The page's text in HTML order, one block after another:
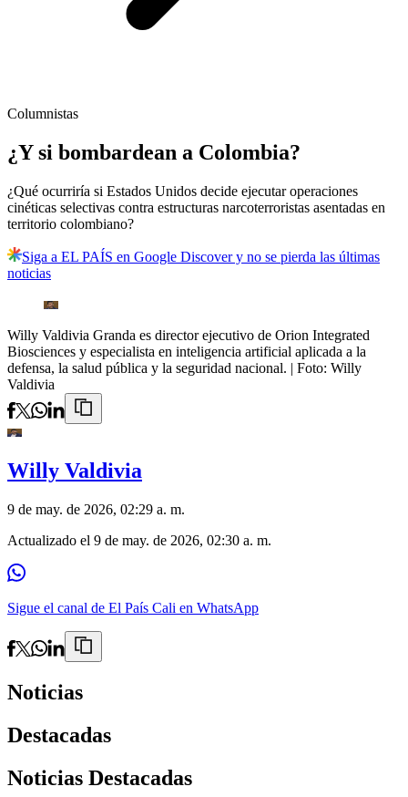
Columnistas
¿Y si bombardean a Colombia?
¿Qué ocurriría si Estados Unidos decide ejecutar operaciones
cinéticas selectivas contra estructuras narcoterroristas asentadas en
territorio colombiano?
Siga a EL PAÍS en Google Discover y no se pierda las últimas
noticias
Willy Valdivia Granda es director ejecutivo de Orion Integrated
Biosciences y especialista en inteligencia artificial aplicada a la
defensa, la salud pública y la seguridad nacional. | Foto: Willy
Valdivia
Willy Valdivia
9 de may. de 2026, 02:29 a. m.
Actualizado el 9 de may. de 2026, 02:30 a. m.
Sigue el canal de El País Cali en WhatsApp
Noticias
Destacadas
Noticias Destacadas